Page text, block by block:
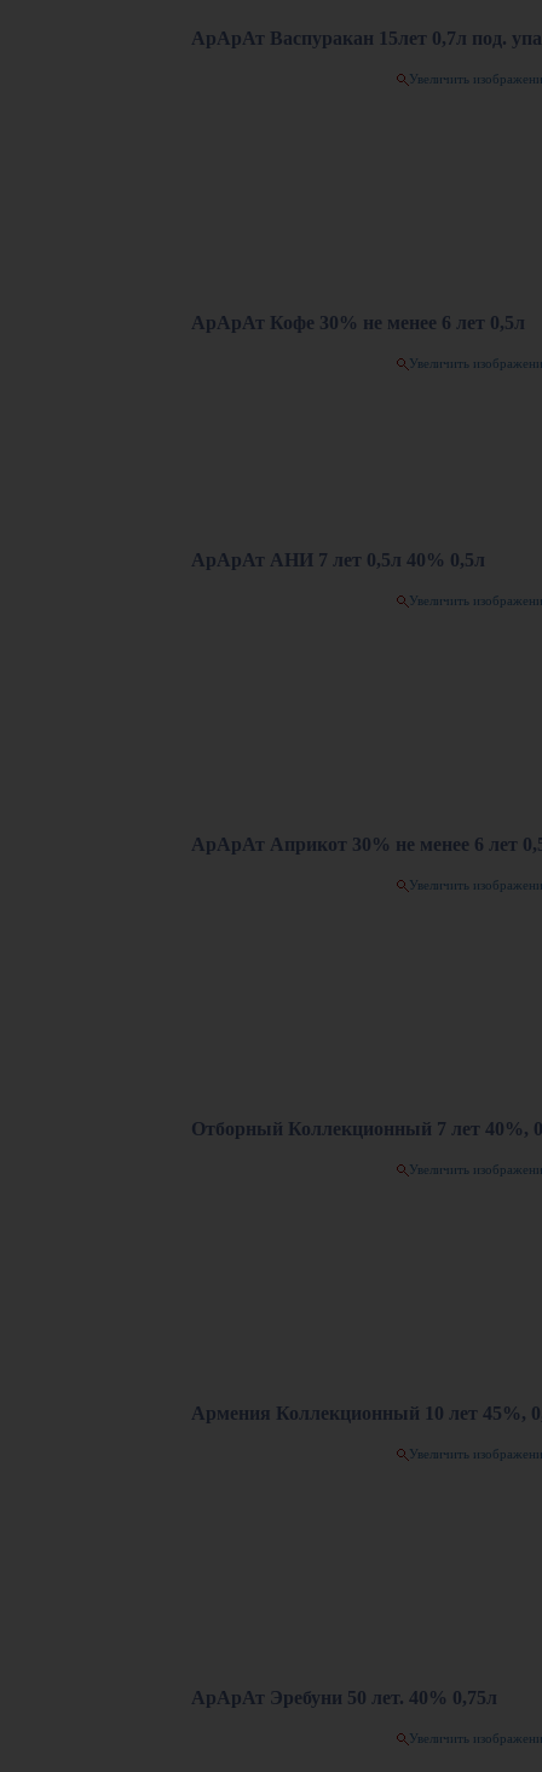
АрАрАт Васпуракан 15лет 0,7л под.
Увеличить
АрАрАт Кофе 30% не менее 6 лет 0,5л
Увеличить
АрАрАт АНИ 7 лет 0,5л 40% 0,5л
Увеличить
АрАрАт Априкот 30% не менее 6 лет
Увеличить
Отборный Коллекционный 7 лет 40%,
Увеличить
Армения Коллекционный 10 лет 45%,
Увеличить
АрАрАт Эребуни 50 лет. 40% 0,75л
Увеличить